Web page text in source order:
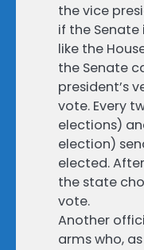
the vice
if the Senate
like the
the Senate
president’s
vote. Every
elections)
election)
elected.
the state
vote.
Another
arms who,